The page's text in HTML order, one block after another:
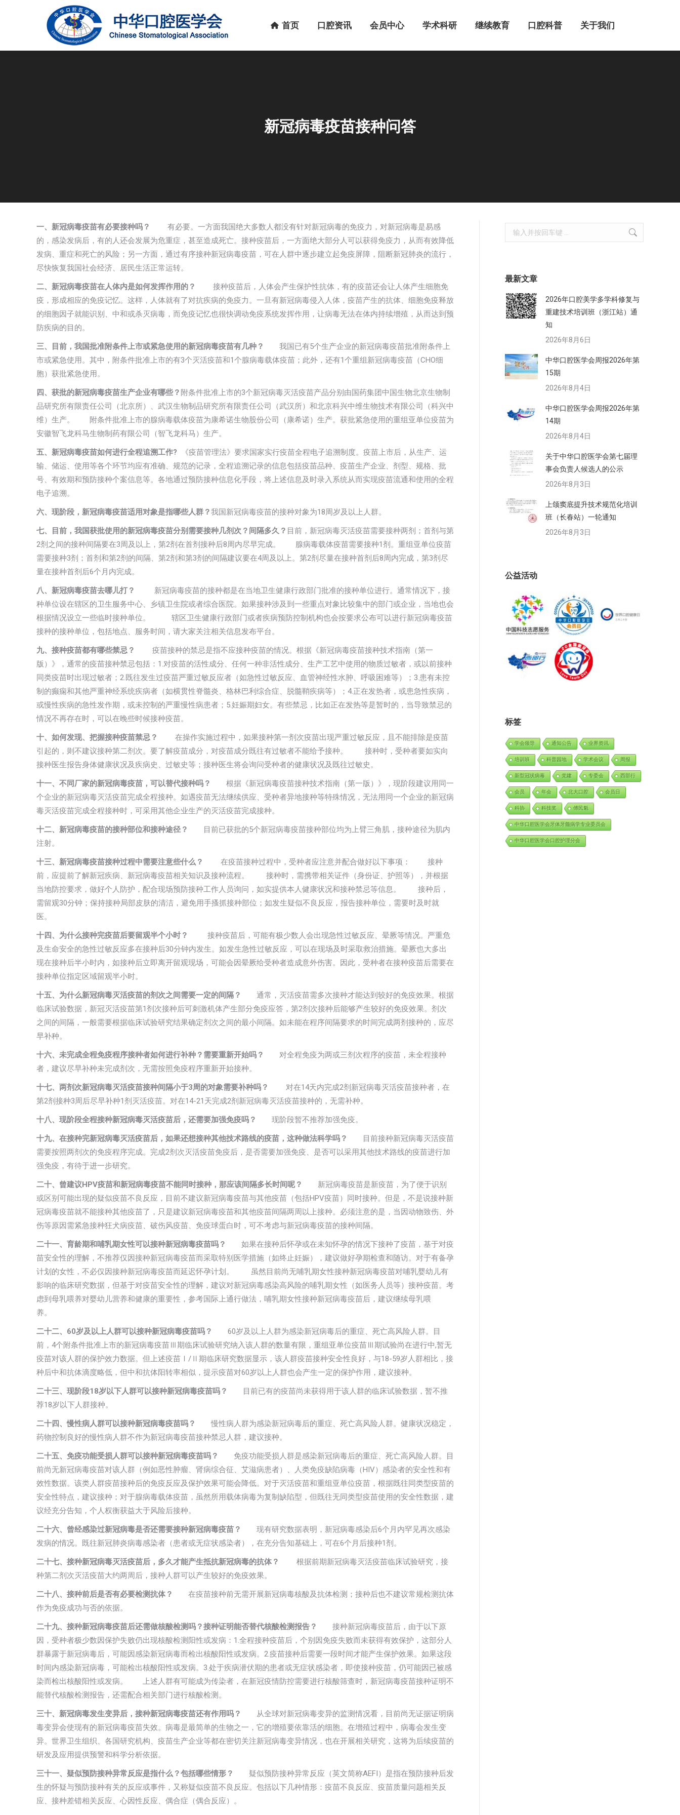
首页 口腔资讯 会员中心 学术科研 继续教育 口腔科普 关于我们
新冠病毒疫苗接种问答
一、新冠病毒疫苗有必要接种吗？
有必要。一方面我国绝大多数人都没有针对新冠病毒的免疫力，对新冠病毒是易感
的，感染发病后，有的人还会发展为危重症，甚至造成死亡。接种疫苗后，一方面绝大部分人可以获得免疫力，从而有效降低
发病、重症和死亡的风险；另一方面，通过有序接种新冠病毒疫苗，可在人群中逐步建立起免疫屏障，阻断新冠肺炎的流行，
尽快恢复我国社会经济、居民生活正常运转。
二、新冠病毒疫苗在人体内是如何发挥作用的？
接种疫苗后，人体会产生保护性抗体，有的疫苗还会让人体产生细胞免
疫，形成相应的免疫记忆。这样，人体就有了对抗疾病的免疫力。一旦有新冠病毒侵入人体，疫苗产生的抗体、细胞免疫释放
的细胞因子就能识别、中和或杀灭病毒，而免疫记忆也很快调动免疫系统发挥作用，让病毒无法在体内持续增殖，从而达到预
防疾病的目的。
三、目前，我国批准附条件上市或紧急使用的新冠病毒疫苗有几种？
我国已有5个生产企业的新冠病毒疫苗批准附条件上
市或紧急使用。其中，附条件批准上市的有3个灭活疫苗和1个腺病毒载体疫苗；此外，还有1个重组新冠病毒疫苗（CHO细
胞）获批紧急使用。
四、获批的新冠病毒疫苗生产企业有哪些？ 附条件批准上市的3个新冠病毒灭活疫苗产品分别由国药集团中国生物北京生物制
品研究所有限责任公司（北京所）、武汉生物制品研究所有限责任公司（武汉所）和北京科兴中维生物技术有限公司（科兴中
维）生产。 附条件批准上市的腺病毒载体疫苗为康希诺生物股份公司（康希诺）生产。获批紧急使用的重组亚单位疫苗为
安徽智飞龙科马生物制药有限公司（智飞龙科马）生产。
五、新冠病毒疫苗如何进行全程追溯工作?
《疫苗管理法》要求国家实行疫苗全程电子追溯制度。疫苗上市后，从生产、运
输、储运、使用等各个环节均应有准确、规范的记录，全程追溯记录的信息包括疫苗品种、疫苗生产企业、剂型、规格、批
号、有效期和预防接种个案信息等。各地通过预防接种信息化手段，将上述信息及时录入系统从而实现疫苗流通和使用的全程
电子追溯。
六、现阶段，新冠病毒疫苗适用对象是指哪些人群？我国新冠病毒疫苗的接种对象为18周岁及以上人群。
七、目前，我国获批使用的新冠病毒疫苗分别需要接种几剂次？间隔多久？ 目前，新冠病毒灭活疫苗需要接种两剂；首剂与第
2剂之间的接种间隔要在3周及以上，第2剂在首剂接种后8周内尽早完成。 腺病毒载体疫苗需要接种1剂。重组亚单位疫苗
需要接种3剂；首剂和第2剂的间隔、第2剂和第3剂的间隔建议要在4周及以上。第2剂尽量在接种首剂后8周内完成，第3剂尽
量在接种首剂后6个月内完成。
八、新冠病毒疫苗去哪儿打？
新冠病毒疫苗的接种都是在当地卫生健康行政部门批准的接种单位进行。通常情况下，接
种单位设在辖区的卫生服务中心、乡镇卫生院或者综合医院。如果接种涉及到一些重点对象比较集中的部门或企业，当地也会
根据情况设立一些临时接种单位。 辖区卫生健康行政部门或者疾病预防控制机构也会按要求公布可以进行新冠病毒疫苗
接种的接种单位，包括地点、服务时间，请大家关注相关信息发布平台。
九、接种疫苗都有哪些禁忌？
疫苗接种的禁忌是指不应接种疫苗的情况。根据《新冠病毒疫苗接种技术指南（第一
版）》，通常的疫苗接种禁忌包括：1.对疫苗的活性成分、任何一种非活性成分、生产工艺中使用的物质过敏者，或以前接种
同类疫苗时出现过敏者；2.既往发生过疫苗严重过敏反应者（如急性过敏反应、血管神经性水肿、呼吸困难等）；3.患有未控
制的癫痫和其他严重神经系统疾病者（如横贯性脊髓炎、格林巴利综合症、脱髓鞘疾病等）；4.正在发热者，或患急性疾病，
或慢性疾病的急性发作期，或未控制的严重慢性病患者；5.妊娠期妇女。有些禁忌，比如正在发热等是暂时的，当导致禁忌的
情况不再存在时，可以在晚些时候接种疫苗。
十、如何发现、把握接种疫苗禁忌？
在操作实施过程中，如果接种第一剂次疫苗出现严重过敏反应，且不能排除是疫苗
引起的，则不建议接种第二剂次。要了解疫苗成分，对疫苗成分既往有过敏者不能给予接种。 接种时，受种者要如实向
接种医生报告身体健康状况及疾病史、过敏史等；接种医生将会询问受种者的健康状况及既往过敏史。
十一、不同厂家的新冠病毒疫苗，可以替代接种吗？
根据《新冠病毒疫苗接种技术指南（第一版）》，现阶段建议用同一
个企业的新冠病毒灭活疫苗完成全程接种。如遇疫苗无法继续供应、受种者异地接种等特殊情况，无法用同一个企业的新冠病
毒灭活疫苗完成全程接种时，可采用其他企业生产的灭活疫苗完成接种。
十二、新冠病毒疫苗的接种部位和接种途径？
目前已获批的5个新冠病毒疫苗接种部位均为上臂三角肌，接种途径为肌内
注射。
十三、新冠病毒疫苗接种过程中需要注意些什么？
在疫苗接种过程中，受种者应注意并配合做好以下事项： 接种
前，应提前了解新冠疾病、新冠病毒疫苗相关知识及接种流程。 接种时，需携带相关证件（身份证、护照等），并根据
当地防控要求，做好个人防护，配合现场预防接种工作人员询问，如实提供本人健康状况和接种禁忌等信息。 接种后，
需留观30分钟；保持接种局部皮肤的清洁，避免用手搔抓接种部位；如发生疑似不良反应，报告接种单位，需要时及时就
医。
十四、为什么接种完疫苗后要留观半个小时？
接种疫苗后，可能有极少数人会出现急性过敏反应、晕厥等情况。严重危
及生命安全的急性过敏反应多在接种后30分钟内发生。如发生急性过敏反应，可以在现场及时采取救治措施。晕厥也大多出
现在接种后半小时内，如接种后立即离开留观现场，可能会因晕厥给受种者造成意外伤害。因此，受种者在接种疫苗后需要在
接种单位指定区域留观半小时。
十五、为什么新冠病毒灭活疫苗的剂次之间需要一定的间隔？
通常，灭活疫苗需多次接种才能达到较好的免疫效果。根据
临床试验数据，新冠灭活疫苗第1剂次接种后可刺激机体产生部分免疫应答，第2剂次接种后能够产生较好的免疫效果。剂次
之间的间隔，一般需要根据临床试验研究结果确定剂次之间的最小间隔。如未能在程序间隔要求的时间完成两剂接种的，应尽
早补种。
十六、未完成全程免疫程序接种者如何进行补种？需要重新开始吗？
对全程免疫为两或三剂次程序的疫苗，未全程接种
者，建议尽早补种未完成剂次，无需按照免疫程序重新开始接种。
十七、两剂次新冠病毒灭活疫苗接种间隔小于3周的对象需要补种吗？
对在14天内完成2剂新冠病毒灭活疫苗接种者，在
第2剂接种3周后尽早补种1剂灭活疫苗。对在14-21天完成2剂新冠病毒灭活疫苗接种的，无需补种。
十八、现阶段全程接种新冠病毒灭活疫苗后，还需要加强免疫吗？ 现阶段暂不推荐加强免疫。
十九、在接种完新冠病毒灭活疫苗后，如果还想接种其他技术路线的疫苗，这种做法科学吗？
目前接种新冠病毒灭活疫苗
需要按照两剂次的免疫程序完成。完成2剂次灭活疫苗免疫后，是否需要加强免疫、是否可以采用其他技术路线的疫苗进行加
强免疫，有待于进一步研究。
二十、曾建议HPV疫苗和新冠病毒疫苗不能同时接种，那应该间隔多长时间呢？
新冠病毒疫苗是新疫苗，为了便于识别
或区别可能出现的疑似疫苗不良反应，目前不建议新冠病毒疫苗与其他疫苗（包括HPV疫苗）同时接种。但是，不是说接种新
冠病毒疫苗就不能接种其他疫苗了，只是建议新冠病毒疫苗和其他疫苗间隔两周以上接种。必须注意的是，当因动物致伤、外
伤等原因需紧急接种狂犬病疫苗、破伤风疫苗、免疫球蛋白时，可不考虑与新冠病毒疫苗的接种间隔。
二十一、育龄期和哺乳期女性可以接种新冠病毒疫苗吗？
如果在接种后怀孕或在未知怀孕的情况下接种了疫苗，基于对疫
苗安全性的理解，不推荐仅因接种新冠病毒疫苗而采取特别医学措施（如终止妊娠），建议做好孕期检查和随访。对于有备孕
计划的女性，不必仅因接种新冠病毒疫苗而延迟怀孕计划。 虽然目前尚无哺乳期女性接种新冠病毒疫苗对哺乳婴幼儿有
影响的临床研究数据，但基于对疫苗安全性的理解，建议对新冠病毒感染高风险的哺乳期女性（如医务人员等）接种疫苗。考
虑到母乳喂养对婴幼儿营养和健康的重要性，参考国际上通行做法，哺乳期女性接种新冠病毒疫苗后，建议继续母乳喂
养。
二十二、60岁及以上人群可以接种新冠病毒疫苗吗？
60岁及以上人群为感染新冠病毒后的重症、死亡高风险人群。目
前，4个附条件批准上市的新冠病毒疫苗Ⅲ期临床试验研究纳入该人群的数量有限，重组亚单位疫苗Ⅲ期试验尚在进行中,暂无
疫苗对该人群的保护效力数据。但上述疫苗Ⅰ/Ⅱ期临床研究数据显示，该人群疫苗接种安全性良好，与18-59岁人群相比，接
种后中和抗体滴度略低，但中和抗体阳转率相似，提示疫苗对60岁以上人群也会产生一定的保护作用，建议接种。
二十三、现阶段18岁以下人群可以接种新冠病毒疫苗吗？
目前已有的疫苗尚未获得用于该人群的临床试验数据，暂不推
荐18岁以下人群接种。
二十四、慢性病人群可以接种新冠病毒疫苗吗？
慢性病人群为感染新冠病毒后的重症、死亡高风险人群。健康状况稳定，
药物控制良好的慢性病人群不作为新冠病毒疫苗接种禁忌人群，建议接种。
二十五、免疫功能受损人群可以接种新冠病毒疫苗吗？
免疫功能受损人群是感染新冠病毒后的重症、死亡高风险人群。目
前尚无新冠病毒疫苗对该人群（例如恶性肿瘤、肾病综合征、艾滋病患者）、人类免疫缺陷病毒（HIV）感染者的安全性和有
效性数据。该类人群疫苗接种后的免疫反应及保护效果可能会降低。对于灭活疫苗和重组亚单位疫苗，根据既往同类型疫苗的
安全性特点，建议接种；对于腺病毒载体疫苗，虽然所用载体病毒为复制缺陷型，但既往无同类型疫苗使用的安全性数据，建
议经充分告知，个人权衡获益大于风险后接种。
二十六、曾经感染过新冠病毒是否还需要接种新冠病毒疫苗？
现有研究数据表明，新冠病毒感染后6个月内罕见再次感染
发病的情况。既往新冠肺炎病毒感染者（患者或无症状感染者），在充分告知基础上，可在6个月后接种1剂。
二十七、接种新冠病毒灭活疫苗后，多久才能产生抵抗新冠病毒的抗体？
根据前期新冠病毒灭活疫苗临床试验研究，接
种第二剂次灭活疫苗大约两周后，接种人群可以产生较好的免疫效果。
二十八、接种前后是否有必要检测抗体？
在疫苗接种前无需开展新冠病毒核酸及抗体检测；接种后也不建议常规检测抗体
作为免疫成功与否的依据。
二十九、接种新冠病毒疫苗后还需做核酸检测吗？接种证明能否替代核酸检测报告？
接种新冠病毒疫苗后，由于以下原
因，受种者极少数因保护失败仍出现核酸检测阳性或发病：1.全程接种疫苗后，个别因免疫失败而未获得有效保护，这部分人
群暴露于新冠病毒后，可能因感染新冠病毒而检出核酸阳性或发病。2.疫苗接种后需要一段时间才能产生保护效果。如果这段
时间内感染新冠病毒，可能检出核酸阳性或发病。3.处于疾病潜伏期的患者或无症状感染者，即使接种疫苗，仍可能因已被感
染而检出核酸阳性或发病。 上述人群有可能成为传染者，在新冠疫情防控需要进行核酸筛查时，新冠病毒疫苗接种证明不
能替代核酸检测报告，还需配合相关部门进行核酸检测。
三十、新冠病毒发生变异后，接种新冠病毒疫苗还有作用吗？
从全球对新冠病毒变异的监测情况看，目前尚无证据证明病
毒变异会使现有的新冠病毒疫苗失效。病毒是最简单的生物之一，它的增殖要依靠活的细胞。在增殖过程中，病毒会发生变
异。世界卫生组织、各国研究机构、疫苗生产企业等都在密切关注新冠病毒变异情况，也在开展相关研究，这将为后续疫苗的
研发及应用提供预警和科学分析依据。
三十一、疑似预防接种异常反应是指什么？包括哪些情形？
疑似预防接种异常反应（英文简称AEFI）是指在预防接种后发
生的怀疑与预防接种有关的反应或事件，又称疑似疫苗不良反应。包括以下几种情形：疫苗不良反应、疫苗质量问题相关反
应、接种差错相关反应、心因性反应、偶合症（偶合反应）。
Search:
最新文章
2026年口腔美学多学科修复与
重建技术培训班（浙江站）通
知
2026年8月6日
中华口腔医学会周报2026年第
15期
2026年8月4日
中华口腔医学会周报2026年第
14期
2026年8月4日
关于中华口腔医学会第七届理
事会负责人候选人的公示
2026年8月3日
上颌窦底提升技术规范化培训
班（长春站）一轮通知
2026年8月3日
公益活动
标签
学会领导 通知公告 业界资讯
培训班 科普园地 学术会议 周报
新型冠状病毒 党建 专委会 西部行
会员 年会 北大口腔 会员日
科协 科技奖 傅民魁
中华口腔医学会牙体牙髓病学专业委员会
中华口腔医学会口腔护理分会